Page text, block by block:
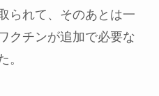
られて、そのあとは一
クチンが追加で必要な
。